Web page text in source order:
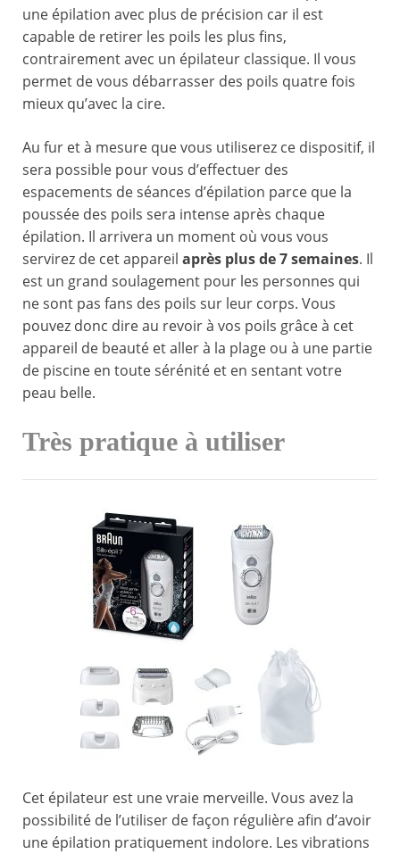
une épilation avec plus de précision car il est
capable de retirer les poils les plus fins,
contrairement avec un épilateur classique. Il vous
permet de vous débarrasser des poils quatre fois
mieux qu’avec la cire.
Au fur et à mesure que vous utiliserez ce dispositif, il
sera possible pour vous d’effectuer des
espacements de séances d’épilation parce que la
poussée des poils sera intense après chaque
épilation. Il arrivera un moment où vous vous
servirez de cet appareil après plus de 7 semaines. Il
est un grand soulagement pour les personnes qui
ne sont pas fans des poils sur leur corps. Vous
pouvez donc dire au revoir à vos poils grâce à cet
appareil de beauté et aller à la plage ou à une partie
de piscine en toute sérénité et en sentant votre
peau belle.
Très pratique à utiliser
Cet épilateur est une vraie merveille. Vous avez la
possibilité de l’utiliser de façon régulière afin d’avoir
une épilation pratiquement indolore. Les vibrations